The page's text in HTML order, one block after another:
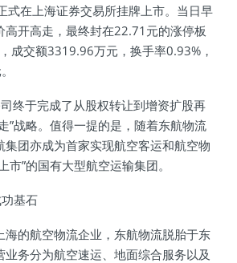
式在上海证券交易所挂牌上市。当日早
高开高走，最终封在22.71元的涨停板
成交额3319.96万元，换手率0.93%，
终于完成了从股权转让到增资扩股再
”战略。值得一提的是，随着东航物流
集团亦成为首家实现航空客运和航空物
市”的国有大型航空运输集团。
基石
海的航空物流企业，东航物流脱胎于东
务分为航空速运、地面综合服务以及